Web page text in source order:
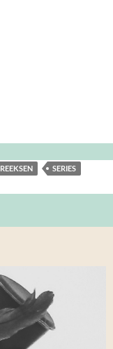
REEKSEN
SERIES